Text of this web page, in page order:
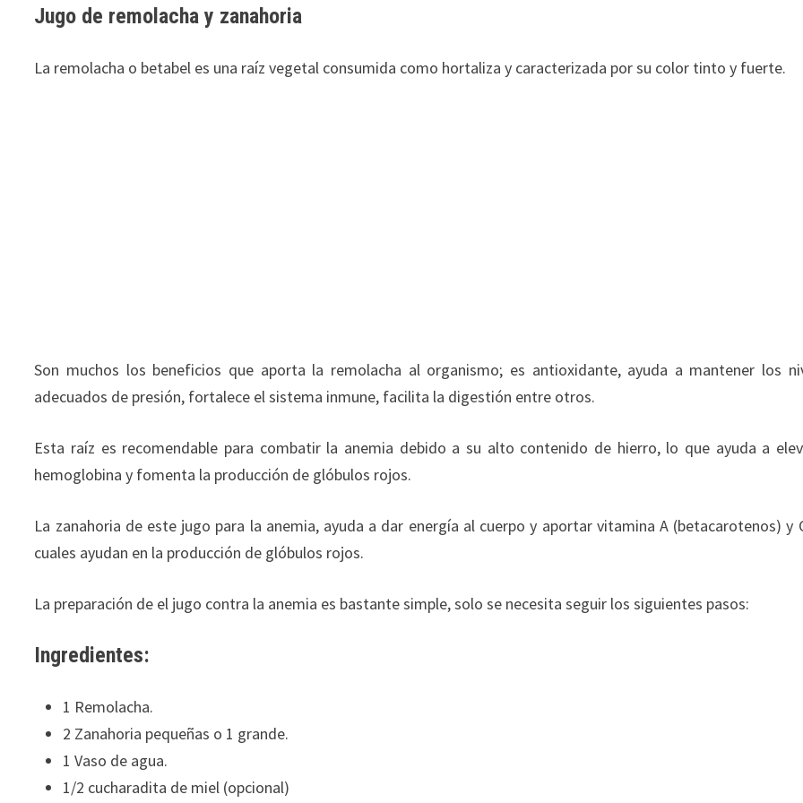
Jugo de remolacha y zanahoria
La remolacha o betabel es una raíz vegetal consumida como hortaliza y caracterizada por su color tinto y fuerte.
Son muchos los beneficios que aporta la remolacha al organismo; es antioxidante, ayuda a mantener los
adecuados de presión, fortalece el sistema inmune, facilita la digestión entre otros.
Esta raíz es recomendable para combatir la anemia debido a su alto contenido de hierro, lo que ayuda a
hemoglobina y fomenta la producción de glóbulos rojos.
La zanahoria de este jugo para la anemia, ayuda a dar energía al cuerpo y aportar vitamina A (betacarotenos) y
cuales ayudan en la producción de glóbulos rojos.
La preparación de el jugo contra la anemia es bastante simple, solo se necesita seguir los siguientes pasos:
Ingredientes:
1 Remolacha.
2 Zanahoria pequeñas o 1 grande.
1 Vaso de agua.
1/2 cucharadita de miel (opcional)